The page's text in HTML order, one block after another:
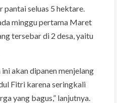
seluas 5 hektare.
minggu pertama Maret
tersebar di 2 desa, yaitu
akan dipanen menjelang
Fitri karena seringkali
yang bagus,” lanjutnya.